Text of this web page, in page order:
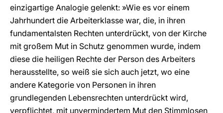
einzigartige Analogie gelenkt: »Wie es vor einem
Jahrhundert die Arbeiterklasse war, die, in ihren
fundamentalsten Rechten unterdrückt, von der Kirche
mit großem Mut in Schutz genommen wurde, indem
diese die heiligen Rechte der Person des Arbeiters
herausstellte, so weiß sie sich auch jetzt, wo eine
andere Kategorie von Personen in ihren
grundlegenden Lebensrechten unterdrückt wird,
verpflichtet, mit unvermindertem Mut den Stimmlosen